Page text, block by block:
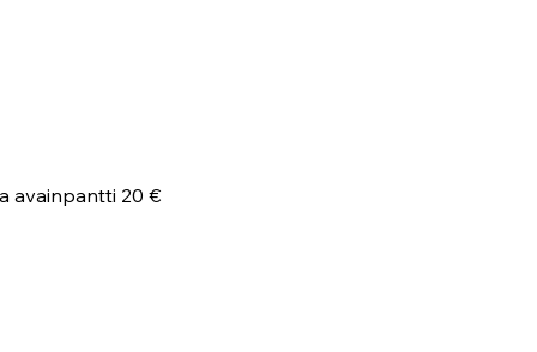
avainpantti 20 €